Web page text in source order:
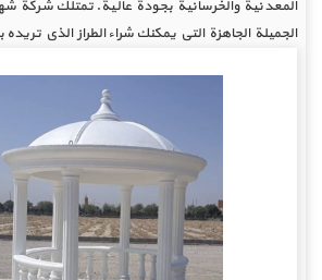
المعدنية والخرسانية بجودة عالية. تمتلك شركة
الجميلة الجاهزة التي يمكنك شراء الطراز الذي